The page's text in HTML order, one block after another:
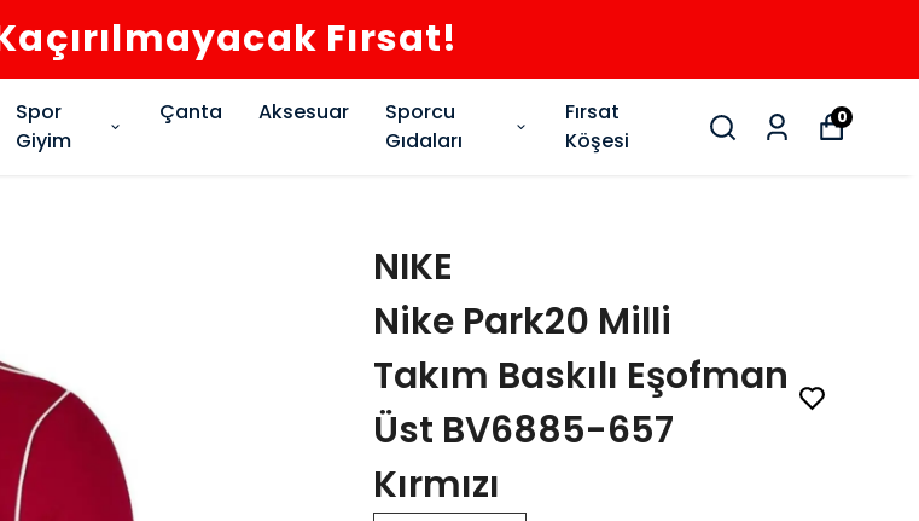
Fırsat!
Spor
Giyim
Çanta Aksesuar
Sporcu
Gıdaları
Fırsat
Köşesi
0
NIKE
Nike Park20 Milli
Takım Baskılı Eşofman
Üst BV6885-657
Kırmızı